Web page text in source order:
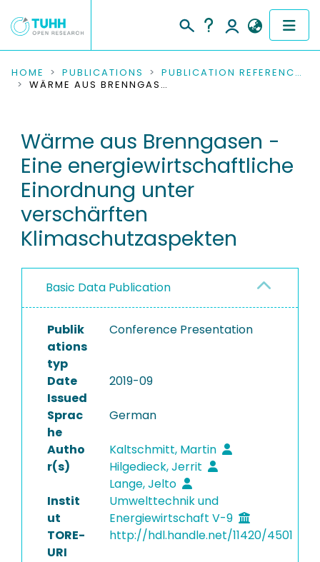
COMMUNITIES & COLLECTIONS
RESEARCH DATA
PEOPLE
INSTITUTIONS
PROJECTS
HOME PUBLICATIONS
PUBLICATION REFERENCES
WÄRME AUS BRENNGASEN - EINE ENERGIEWIRTSCHAFTLICHE EINORDNUNG UNTER VERSCHÄRFTEN KLIMASCHUTZASPEKTEN
Wärme aus Brenngasen -
Eine energiewirtschaftliche
Einordnung unter
verschärften
Klimaschutzaspekten
Basic Data Publication
Publik
ations
typ
Conference Presentation
Date
Issued
2019-09
Sprac
he
German
Autho
r(s)
Kaltschmitt, Martin
Hilgedieck, Jerrit
Lange, Jelto
Instit
ut
Umwelttechnik und
Energiewirtschaft V-9
TORE-
URI
http://hdl.handle.net/11420/4501